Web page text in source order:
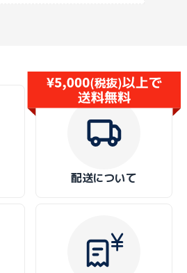
配送について